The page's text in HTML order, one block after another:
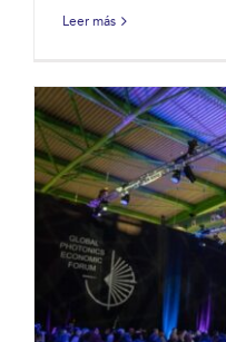
Leer más